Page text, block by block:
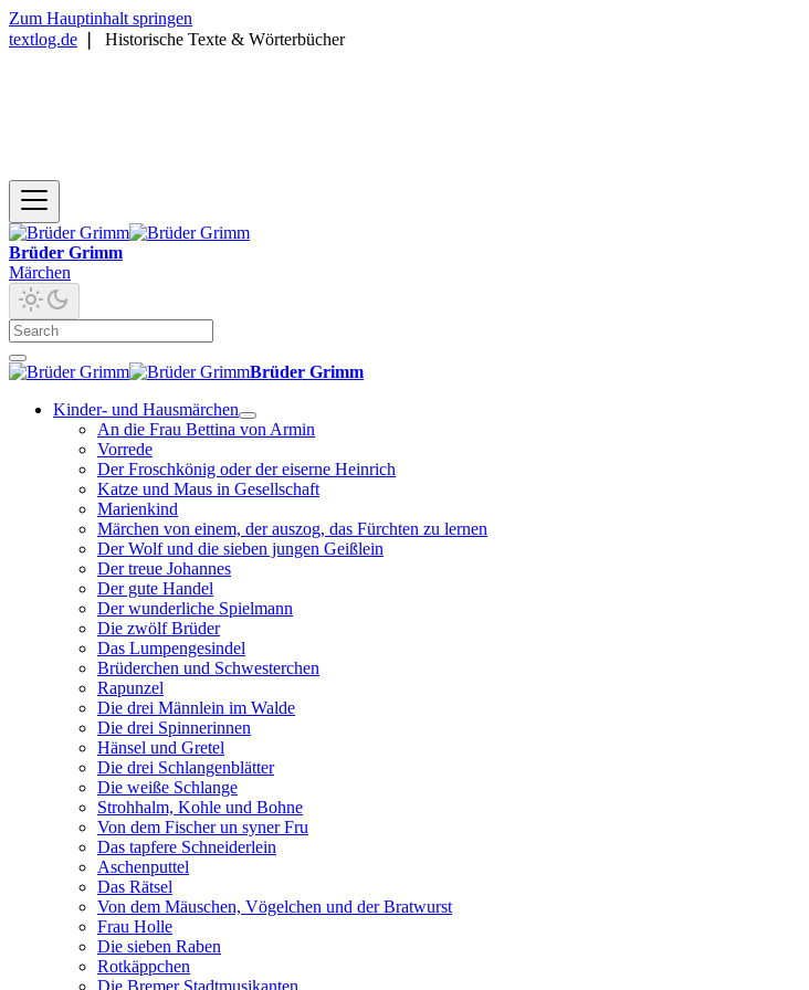
Zum Hauptinhalt springen
textlog.de
Historische Texte & Wörterbücher
Brüder Grimm
Märchen
Brüder Grimm
Kinder- und Hausmärchen
An die Frau Bettina von Armin
Vorrede
Der Froschkönig oder der eiserne Heinrich
Katze und Maus in Gesellschaft
Marienkind
Märchen von einem, der auszog, das Fürchten zu lernen
Der Wolf und die sieben jungen Geißlein
Der treue Johannes
Der gute Handel
Der wunderliche Spielmann
Die zwölf Brüder
Das Lumpengesindel
Brüderchen und Schwesterchen
Rapunzel
Die drei Männlein im Walde
Die drei Spinnerinnen
Hänsel und Gretel
Die drei Schlangenblätter
Die weiße Schlange
Strohhalm, Kohle und Bohne
Von dem Fischer un syner Fru
Das tapfere Schneiderlein
Aschenputtel
Das Rätsel
Von dem Mäuschen, Vögelchen und der Bratwurst
Frau Holle
Die sieben Raben
Rotkäppchen
Die Bremer Stadtmusikanten